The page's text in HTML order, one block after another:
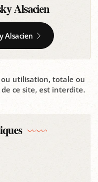
Alsacien
Alsacien
utilisation, totale ou
ce site, est interdite.